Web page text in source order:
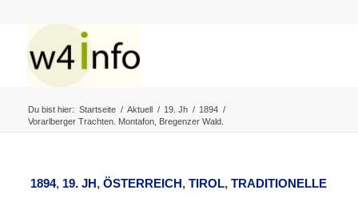
Du bist hier: Startseite / Aktuell / 19. Jh / 1894 /
Vorarlberger Trachten. Montafon, Bregenzer Wald.
1894, 19. JH,ÖSTERREICH,TIROL,TRADITIONELLE